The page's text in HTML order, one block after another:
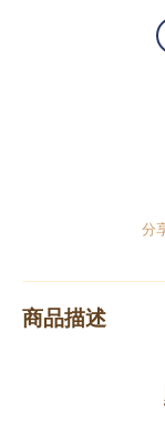
分
商品描述